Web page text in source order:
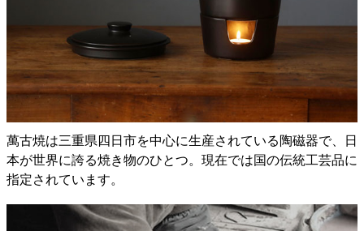
萬古焼は三重県四日市を中心に生産されている陶磁器で、日
本が世界に誇る焼き物のひとつ。現在では国の伝統工芸品に
指定されています。